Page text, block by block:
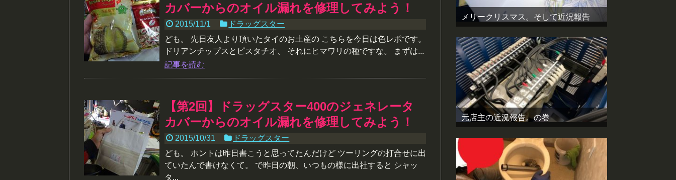
カバーからのオイル漏れを修理してみよう！
2015/11/1
ドラッグスター
ども。 先日友人より頂いたタイのお土産の こちらを今日は色レポです。
ドリアンチップスとピスタチオ、 それにヒマワリの種ですな。 まずは...
記事を読む
【第2回】ドラッグスター400のジェネレータ
カバーからのオイル漏れを修理してみよう！
2015/10/31
ドラッグスター
ども。 ホントは昨日書こうと思ってたんだけど ツーリングの打合せに出
ていたんで書けなくて。 で昨日の朝、いつもの様に出社すると シャッ
タ...
メリークリスマス。そして近況報告
元店主の近況報告。の巻